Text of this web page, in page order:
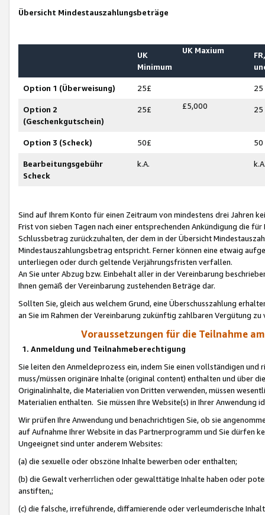
Übersicht Mindestauszahlungsbeträge
UK
Minimum
UK Maxium
Option 1 (Überweisung) 25£ 25
Option 2
(Geschenkgutschein)
25£ £5,000 25
Option 3 (Scheck) 50£ 50
Bearbeitungsgebühr
Scheck
k.A.
Sind auf Ihrem Konto für einen Zeitraum von mindestens drei Jahren
Frist von sieben Tagen nach einer entsprechenden Ankündigung die
Schlussbetrag zurückzuhalten, der dem in der Übersicht
Mindestauszahlungsbetrag entspricht. Ferner können eine etwaig
unterliegen oder durch geltende Verjährungsfristen verfallen.
An Sie unter Abzug bzw. Einbehalt aller in der Vereinbarung
Ihnen gemäß der Vereinbarung zustehenden Beträge dar.
Sollten Sie, gleich aus welchem Grund, eine Überschusszahlung
an Sie im Rahmen der Vereinbarung zukünftig zahlbaren Vergütung zu
Voraussetzungen für die Teilnahme
1. Anmeldung und Teilnahmeberechtigung
Sie leiten den Anmeldeprozess ein, indem Sie einen vollständigen
muss/müssen originäre Inhalte (original content) enthalten und über
Originalinhalte, die Materialien von Dritten verwenden, müssen
Materialien enthalten. Sie müssen Ihre Website(s) in Ihrer Anwendung
Wir prüfen Ihre Anwendung und benachrichtigen Sie, ob sie
auf Aufnahme Ihrer Website in das Partnerprogramm und Sie dürfen
Ungeeignet sind unter anderem Websites:
(a) die sexuelle oder obszöne Inhalte bewerben oder enthalten;
(b) die Gewalt verherrlichen oder gewalttätige Inhalte haben oder
anstiften,;
(c) die falsche, irreführende, diffamierende oder verleumderische